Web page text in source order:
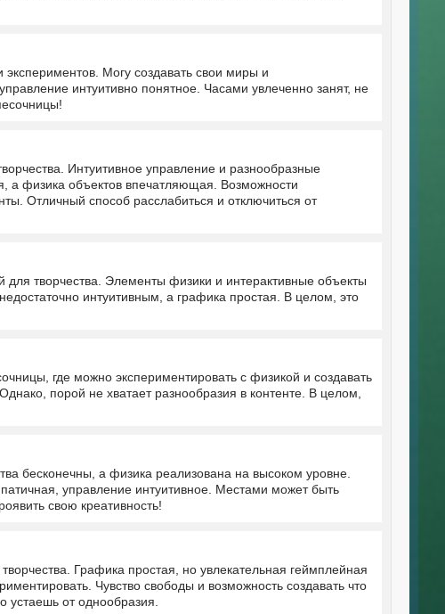
Могу создавать свои миры и
интуитивно понятное. Часами увлеченно занят, не
Интуитивное управление и разнообразные
а физика объектов впечатляющая. Возможности
Отличный способ расслабиться и отключиться от
творчества. Элементы физики и интерактивные объекты
интуитивным, а графика простая. В целом, это
где можно экспериментировать с физикой и создавать
порой не хватает разнообразия в контенте. В целом,
бесконечны, а физика реализована на высоком уровне.
управление интуитивное. Местами может быть
свою креативность!
Графика простая, но увлекательная геймплейная
Чувство свободы и возможность создавать что
устаешь от однообразия.